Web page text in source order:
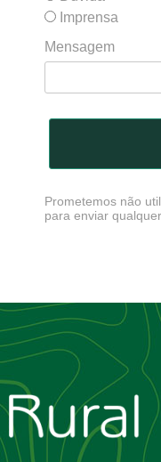
Imprensa
Mensagem
Prometemos não
para enviar